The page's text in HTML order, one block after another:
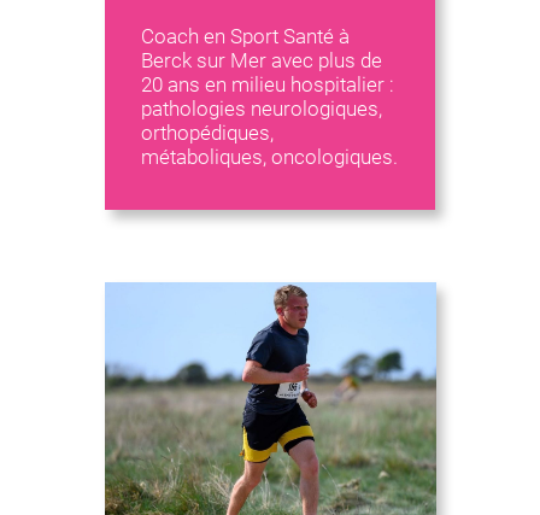
Coach en Sport Santé à
Berck sur Mer avec plus de
20 ans en milieu hospitalier :
pathologies neurologiques,
orthopédiques,
métaboliques, oncologiques.